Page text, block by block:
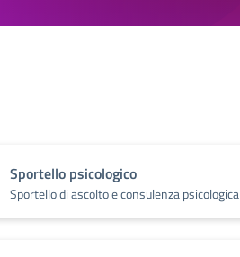
Sportello psicologico
Sportello di ascolto e consulenza psicologica